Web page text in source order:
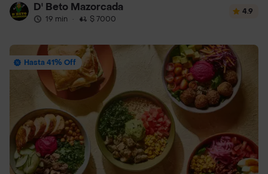
D' Beto Mazorcada
19 min · $ 7000
4.9
Hasta 41% Off